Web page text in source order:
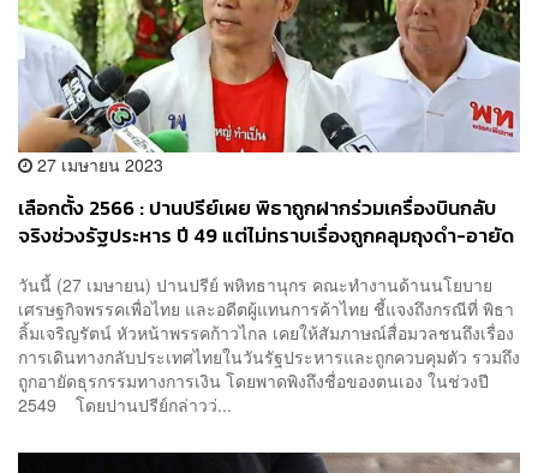
27 เมษายน 2023
เลือกตั้ง 2566 : ปานปรีย์เผย พิธาถูกฝากร่วมเครื่องบินกลับ
จริงช่วงรัฐประหาร ปี 49 แต่ไม่ทราบเรื่องถูกคลุมถุงดำ-อายัด
วันนี้ (27 เมษายน) ปานปรีย์ พหิทธานุกร คณะทำงานด้านนโยบาย
เศรษฐกิจพรรคเพื่อไทย และอดีตผู้แทนการค้าไทย ชี้แจงถึงกรณีที่ พิธา
ลิ้มเจริญรัตน์ หัวหน้าพรรคก้าวไกล เคยให้สัมภาษณ์สื่อมวลชนถึงเรื่อง
การเดินทางกลับประเทศไทยในวันรัฐประหารและถูกควบคุมตัว รวมถึง
ถูกอายัดธุรกรรมทางการเงิน โดยพาดพิงถึงชื่อของตนเอง ในช่วงปี
2549 โดยปานปรีย์กล่าวว่...